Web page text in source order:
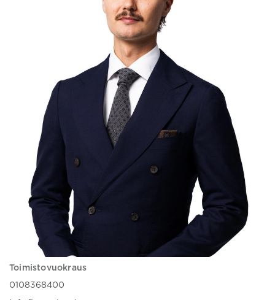
Toimistovuokraus
0108368400